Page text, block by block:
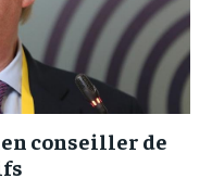
conseiller de